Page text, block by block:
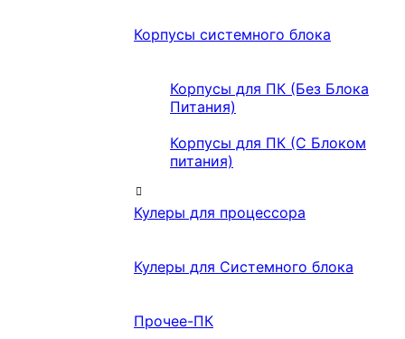
Корпусы системного блока
Корпусы для ПК (Без Блока
Питания)
Корпусы для ПК (С Блоком
питания)
Кулеры для процессора
Кулеры для Системного блока
Прочее-ПК